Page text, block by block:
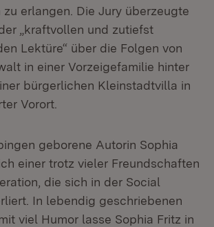
zu erlangen. Die Jury überzeugte
„kraftvollen und zutiefst
Lektüre“ über die Folgen von
in einer Vorzeigefamilie hinter
bürgerlichen Kleinstadtvilla in
Vorort.
geborene Autorin Sophia
einer trotz vieler Freundschaften
die sich in der Social
In lebendig geschriebenen
viel Humor lasse Sophia Fritz in